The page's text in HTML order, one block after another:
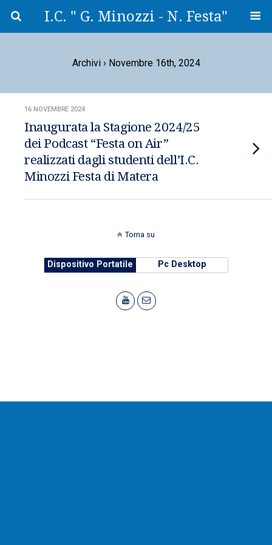
I.C. " G. Minozzi - N. Festa"
Archivi › Novembre 16th, 2024
16 NOVEMBRE 2024
Inaugurata la Stagione 2024/25
dei Podcast “Festa on Air”
realizzati dagli studenti dell’I.C.
Minozzi Festa di Matera
Torna su
Dispositivo Portatile Pc Desktop